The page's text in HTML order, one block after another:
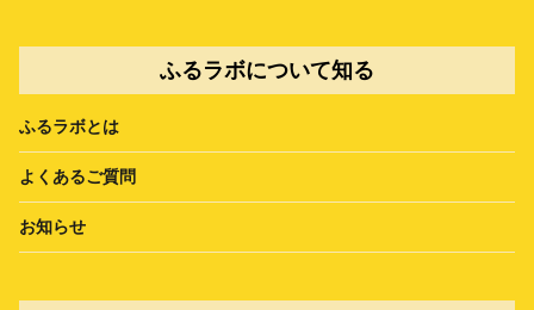
ふるラボについて知る
ふるラボとは
よくあるご質問
お知らせ